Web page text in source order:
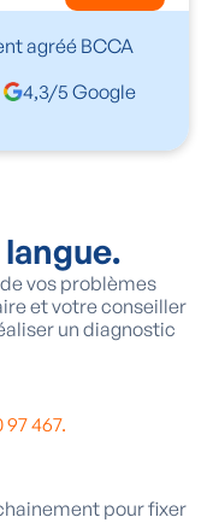
agréé BCCA
4,3/5 Google
vos problèmes
et votre conseiller
un diagnostic
467.
pour fixer